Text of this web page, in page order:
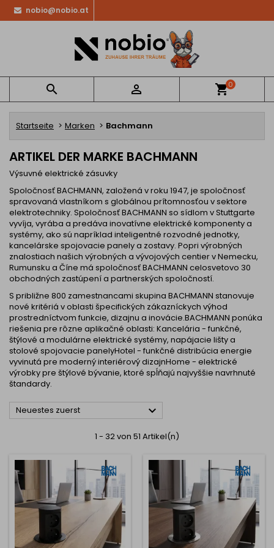
nobio@nobio.at
  shopping_cart0
Startseite Marken Bachmann
ARTIKEL DER MARKE BACHMANN
Výsuvné elektrické zásuvky
Spoločnosť BACHMANN, založená v roku 1947, je spoločnosť
spravovaná vlastníkom s globálnou prítomnosťou v sektore
elektrotechniky. Spoločnosť BACHMANN so sídlom v Stuttgarte
vyvíja, vyrába a predáva inovatívne elektrické komponenty a
systémy, ako sú napríklad inteligentné rozvodné jednotky,
kancelárske spojovacie panely a zostavy. Popri výrobných
znalostiach našich výrobných a vývojových centier v Nemecku,
Rumunsku a Číne má spoločnosť BACHMANN celosvetovo 30
obchodných zastúpení a partnerských spoločností.
S približne 800 zamestnancami skupina BACHMANN stanovuje
nové kritériá v oblasti špecifických zákazníckych výhod
prostredníctvom funkcie, dizajnu a inovácie.BACHMANN ponúka
riešenia pre rôzne aplikačné oblasti: Kancelária - funkčné,
štýlové a modulárne elektrické systémy, napájacie lišty a
stolové spojovacie panelyHotel - funkčné distribúcia energie
vyvinutá pre moderný interiérový dizajnHome - elektrické
výrobky pre štýlové bývanie, ktoré spĺňajú najvyššie navrhnuté
štandardy.
Neuestes zuerst 
1 - 32 von 51 Artikel(n)